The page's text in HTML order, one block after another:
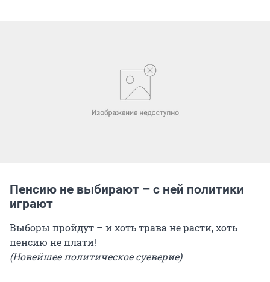
Пенсию не выбирают – с ней политики
играют
Выборы пройдут – и хоть трава не расти, хоть
пенсию не плати!
(Новейшее политическое суеверие)